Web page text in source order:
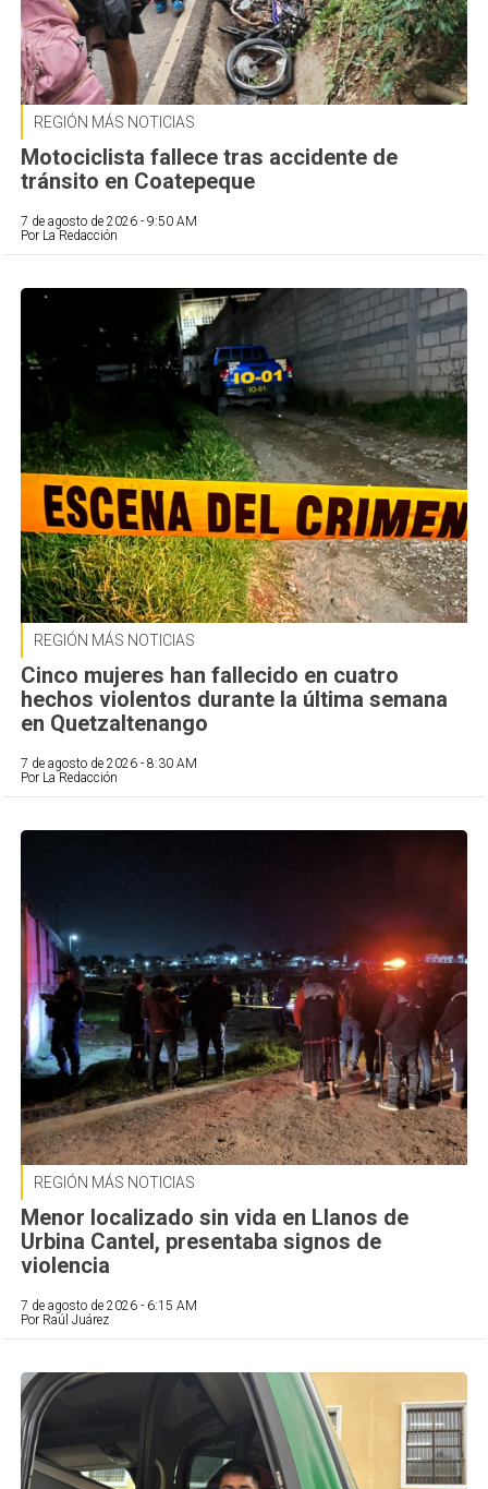
REGIÓN MÁS NOTICIAS
Motociclista fallece tras accidente de
tránsito en Coatepeque
7 de agosto de 2026 - 9:50 AM
Por La Redacción
REGIÓN MÁS NOTICIAS
Cinco mujeres han fallecido en cuatro
hechos violentos durante la última semana
en Quetzaltenango
7 de agosto de 2026 - 8:30 AM
Por La Redacción
REGIÓN MÁS NOTICIAS
Menor localizado sin vida en Llanos de
Urbina Cantel, presentaba signos de
violencia
7 de agosto de 2026 - 6:15 AM
Por Raúl Juárez